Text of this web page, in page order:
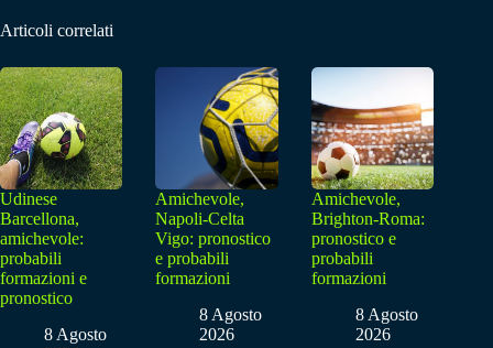
Articoli correlati
Udinese
Barcellona,
amichevole:
probabili
formazioni e
pronostico
8 Agosto
Amichevole,
Napoli-Celta
Vigo: pronostico
e probabili
formazioni
8 Agosto
2026
Amichevole,
Brighton-Roma:
pronostico e
probabili
formazioni
8 Agosto
2026